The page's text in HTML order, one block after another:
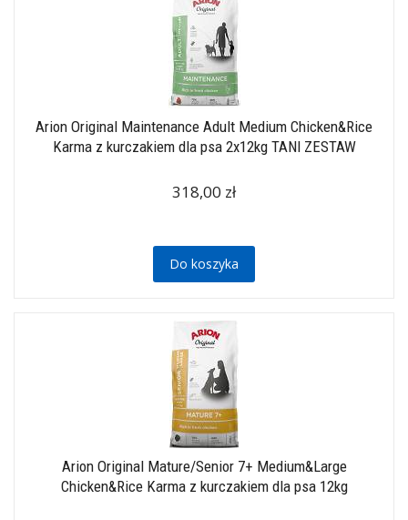
Arion Original Maintenance Adult Medium Chicken&Rice
Karma z kurczakiem dla psa 2x12kg TANI ZESTAW
318,00 zł
Do koszyka
Arion Original Mature/Senior 7+ Medium&Large
Chicken&Rice Karma z kurczakiem dla psa 12kg